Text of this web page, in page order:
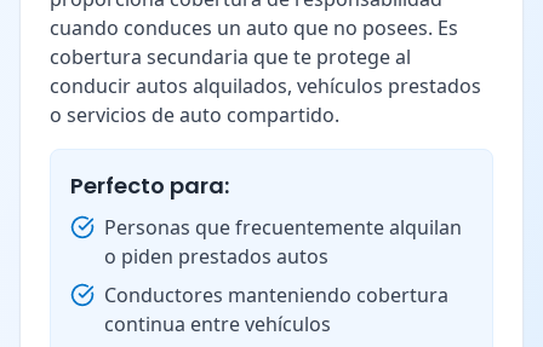
cuando conduces un auto que no posees. Es
cobertura secundaria que te protege al
conducir autos alquilados, vehículos prestados
o servicios de auto compartido.
Perfecto para:
Personas que frecuentemente alquilan
o piden prestados autos
Conductores manteniendo cobertura
continua entre vehículos